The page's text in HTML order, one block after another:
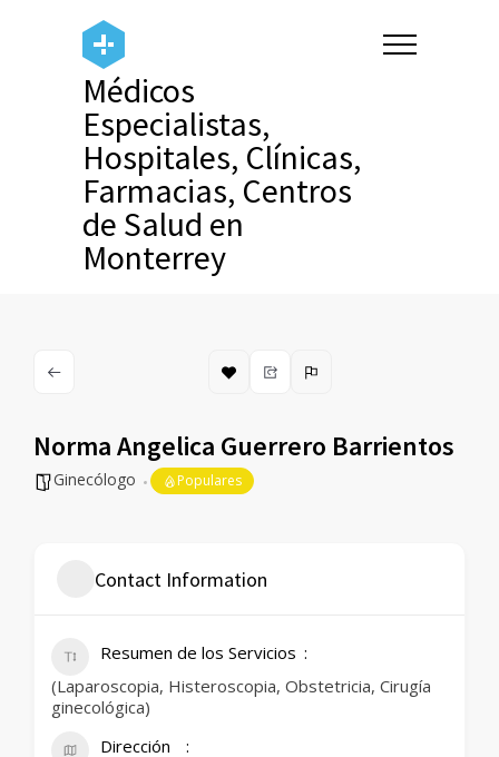
Médicos
Especialistas,
Hospitales, Clínicas,
Farmacias, Centros
de Salud en
Monterrey
Norma Angelica Guerrero Barrientos
Ginecólogo Populares
Contact Information
Resumen de los Servicios
(Laparoscopia, Histeroscopia, Obstetricia, Cirugía
ginecológica)
Dirección